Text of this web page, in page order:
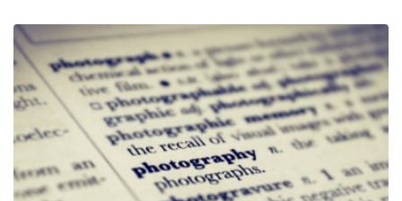
c
e
b
o
k
t
t
e
r